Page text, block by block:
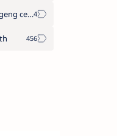
dongeng cerita legenda